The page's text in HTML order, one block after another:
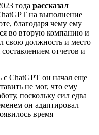
года рассказал
на выполнение
благодаря чему ему
во вторую компанию и
свою должность и место
отчетов и
с ChatGPT он начал еще
не мог, что ему
поскольку сил едва
он адаптировал
время